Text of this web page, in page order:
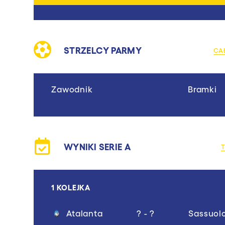
STRZELCY PARMY
Zawodnik Bramki
WYNIKI SERIE A
1 KOLEJKA
Atalanta ? - ?